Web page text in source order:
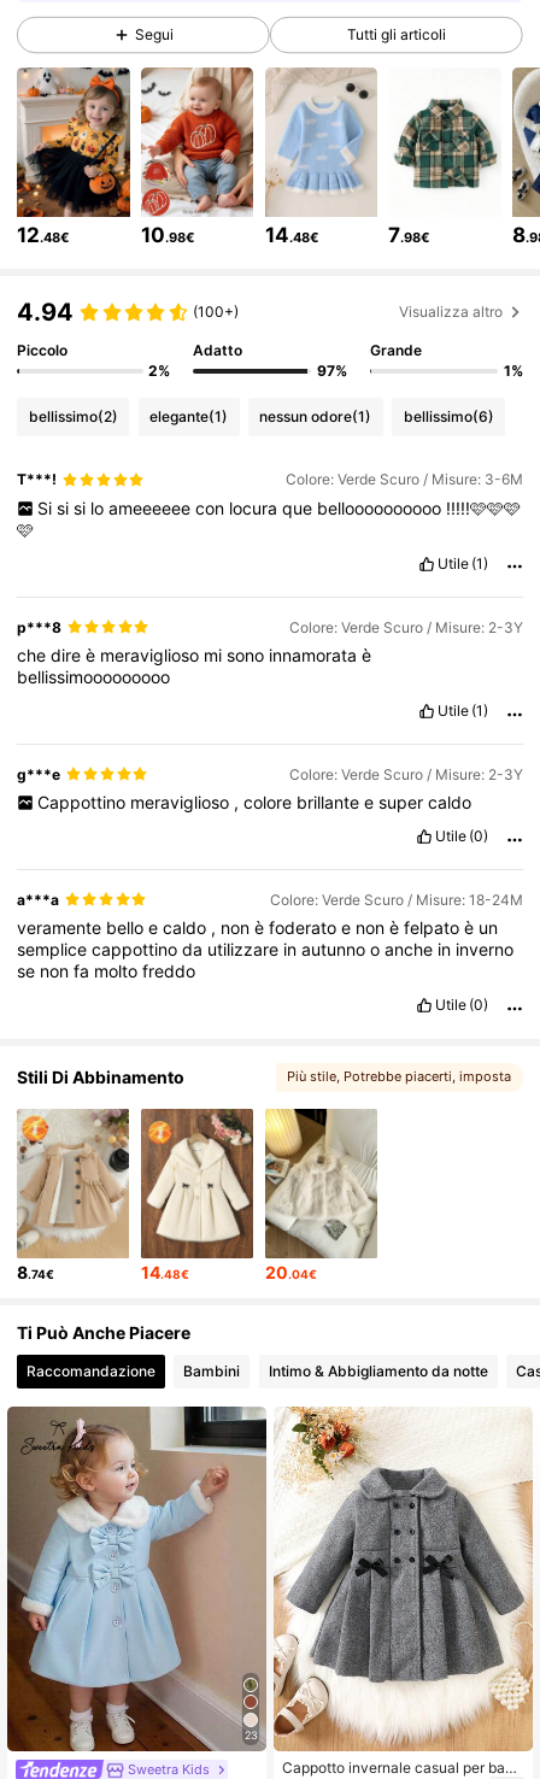
4.87 329K Follower
4.87 329K Follower
4.87 329K Follower
329K Follower
4.87 329K Follower
4.87 329K Follower
4.87 329K Follower
Segui Tutti gli articoli
12.48€ 10.98€ 14.48€ 7.98€ 8
4.94 (100+) Visualizza altro
Piccolo
2%
Adatto
97%
Grande
1%
bellissimo(2) elegante(1) nessun odore(1) bellissimo(6)
T***! Colore: Verde Scuro / Misure: 3-6M
Si si si lo ameeeeee con locura que belloooooooooo !!!!!🩷🩷🩷
🩷
Utile (1)
p***8 Colore: Verde Scuro / Misure: 2-3Y
chedireè meraviglioso misono innamorataè
bellissimooooooooo
Utile (1)
g***e Colore: Verde Scuro / Misure: 2-3Y
Cappottino meraviglioso , colore brillante e super caldo
Utile (0)
a***a Colore: Verde Scuro / Misure: 18-24M
veramente belloecaldo , nonèfoderatoe nonèfelpatoè un
semplicecappottinoda utilizzare inautunnooanche in inverno
se nonfa moltofreddo
Utile (0)
Stili Di Abbinamento Più stile, Potrebbe piacerti, imposta
8.74€ 14.48€ 20.04€
Ti Può Anche Piacere
Raccomandazione Bambini Intimo & Abbigliamento da notte
23
Sweetra Kids
Cappotto invernale casual per bam